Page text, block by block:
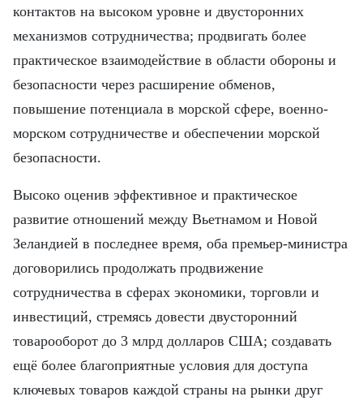
контактов на высоком уровне и двусторонних
механизмов сотрудничества; продвигать более
практическое взаимодействие в области обороны и
безопасности через расширение обменов,
повышение потенциала в морской сфере, военно-
морском сотрудничестве и обеспечении морской
безопасности.
Высоко оценив эффективное и практическое
развитие отношений между Вьетнамом и Новой
Зеландией в последнее время, оба премьер-министра
договорились продолжать продвижение
сотрудничества в сферах экономики, торговли и
инвестиций, стремясь довести двусторонний
товарооборот до 3 млрд долларов США; создавать
ещё более благоприятные условия для доступа
ключевых товаров каждой страны на рынки друг